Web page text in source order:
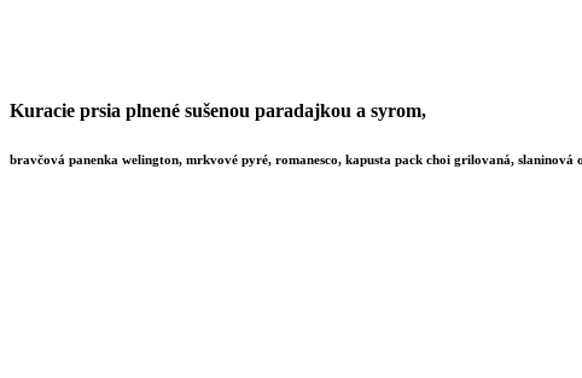
Kuracie prsia plnené sušenou paradajkou a syrom,
bravčová panenka welington, mrkvové pyré, romanesco, kapusta pack choi grilovaná, slaninová